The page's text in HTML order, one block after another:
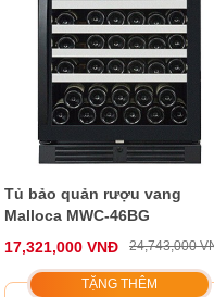
Tủ bảo quản rượu vang
Malloca MWC-46BG
17,321,000 VNĐ
24,743,000
TẶNG THÊM